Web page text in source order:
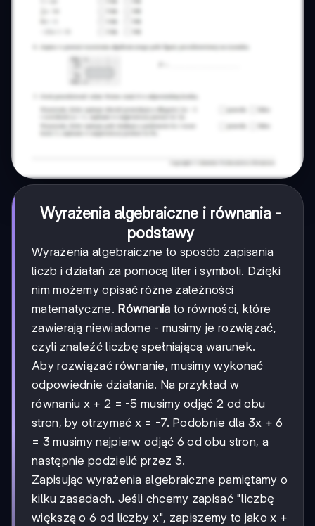
Wyrażenia algebraiczne i równania -
podstawy
Wyrażenia algebraiczne to sposób zapisania
liczb i działań za pomocą liter i symboli. Dzięki
nim możemy opisać różne zależności
matematyczne. Równania to równości, które
zawierają niewiadome - musimy je rozwiązać,
czyli znaleźć liczbę spełniającą warunek.
Aby rozwiązać równanie, musimy wykonać
odpowiednie działania. Na przykład w
równaniu x + 2 = -5 musimy odjąć 2 od obu
stron, by otrzymać x = -7. Podobnie dla 3x + 6
= 3 musimy najpierw odjąć 6 od obu stron, a
następnie podzielić przez 3.
Zapisując wyrażenia algebraiczne pamiętamy o
kilku zasadach. Jeśli chcemy zapisać "liczbę
większą o 6 od liczby x", zapiszemy to jako x +